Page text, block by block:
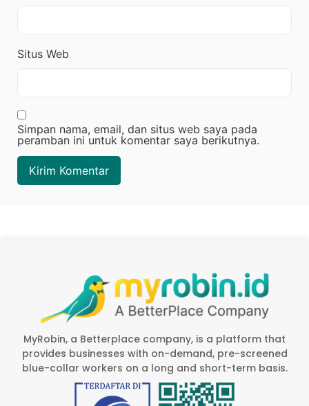
Situs Web
Simpan nama, email, dan situs web saya pada
peramban ini untuk komentar saya berikutnya.
MyRobin, a Betterplace company, is a platform that
provides businesses with on-demand, pre-screened
blue-collar workers on a long and short-term basis.